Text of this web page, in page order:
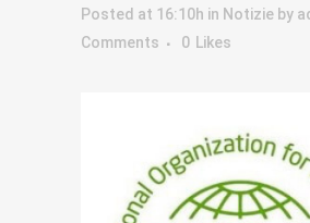
Posted at 16:10h in Notizie by
Comments
0 Likes